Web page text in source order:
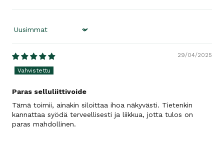
Sort by
29/04/2025
Paras selluliittivoide
Tämä toimii, ainakin siloittaa ihoa näkyvästi. Tietenkin
kannattaa syödä terveellisesti ja liikkua, jotta tulos on
paras mahdollinen.